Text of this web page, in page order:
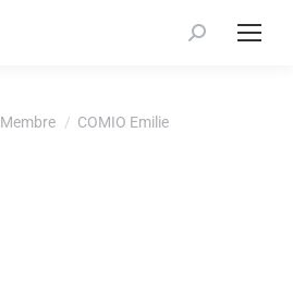
Recherche
Membre COMIO Emilie